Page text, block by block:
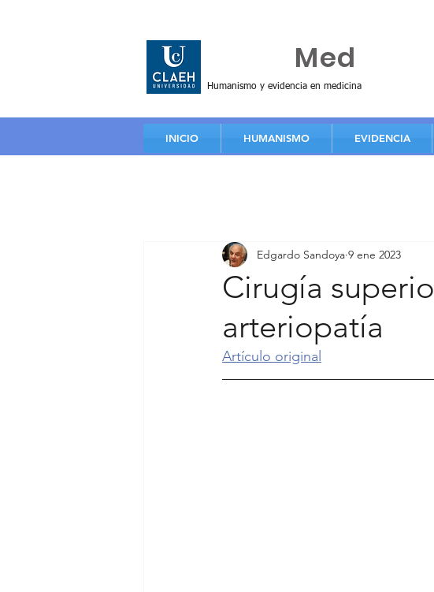
Humanismo y evidencia en medicina
Med
INICIO HUMANISMO EVIDENCIA
Cirugía
arteriopatía
Edgardo Sandoya 9 ene 2023
Artículo original